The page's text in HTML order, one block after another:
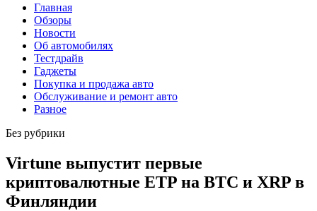
Главная
Обзоры
Новости
Об автомобилях
Тестдрайв
Гаджеты
Покупка и продажа авто
Обслуживание и ремонт авто
Разное
Без рубрики
Virtune выпустит первые
криптовалютные ETP на BTC и XRP в
Финляндии